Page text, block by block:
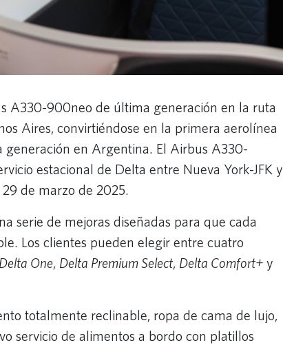
A330-900neo de última generación en la ruta
Aires, convirtiéndose en la primera aerolínea
en Argentina. El Airbus A330-
estacional de Delta entre Nueva York-JFK y
de marzo de 2025.
serie de mejoras diseñadas para que cada
Los clientes pueden elegir entre cuatro
Delta One, Delta Premium Select, Delta Comfort+ y
totalmente reclinable, ropa de cama de lujo,
servicio de alimentos a bordo con platillos